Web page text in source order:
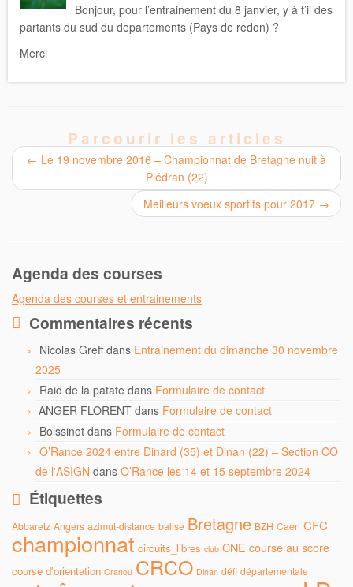
Bonjour, pour l’entrainement du 8 janvier, y à t’il des
partants du sud du departements (Pays de redon) ?
Merci
Parcourir les articles
← Le 19 novembre 2016 – Championnat de Bretagne nuit à
Plédran (22)
Meilleurs voeux sportifs pour 2017 →
Agenda des courses
Agenda des courses et entrainements
Commentaires récents
Nicolas Greffdans Entrainement du dimanche 30 novembre
2025
Raid de la patate dans Formulaire de contact
ANGER FLORENT dans Formulaire de contact
Boissinot dans Formulaire de contact
O’Rance 2024 entre Dinard (35) et Dinan (22) – Section CO
de l'ASIGN dans O’Rance les 14 et 15 septembre 2024
Étiquettes
Abbaretz Angers azimut-distance balise Bretagne BZH Caen CFC
championnat circuits_libres club CNE course au score
course d'orientation Cranou CRCO Dinan défi départementale